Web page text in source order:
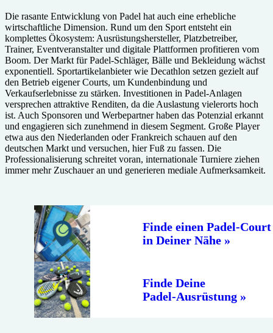
Die rasante Entwicklung von Padel hat auch eine erhebliche
wirtschaftliche Dimension. Rund um den Sport entsteht ein
komplettes Ökosystem: Ausrüstungshersteller, Platzbetreiber,
Trainer, Eventveranstalter und digitale Plattformen profitieren vom
Boom. Der Markt für Padel-Schläger, Bälle und Bekleidung wächst
exponentiell. Sportartikelanbieter wie Decathlon setzen gezielt auf
den Betrieb eigener Courts, um Kundenbindung und
Verkaufserlebnisse zu stärken. Investitionen in Padel-Anlagen
versprechen attraktive Renditen, da die Auslastung vielerorts hoch
ist. Auch Sponsoren und Werbepartner haben das Potenzial erkannt
und engagieren sich zunehmend in diesem Segment. Große Player
etwa aus den Niederlanden oder Frankreich schauen auf den
deutschen Markt und versuchen, hier Fuß zu fassen. Die
Professionalisierung schreitet voran, internationale Turniere ziehen
immer mehr Zuschauer an und generieren mediale Aufmerksamkeit.
Finde einen Padel-Court
in Deiner Nähe
Finde Deine
Padel-Aus­rüs­tung